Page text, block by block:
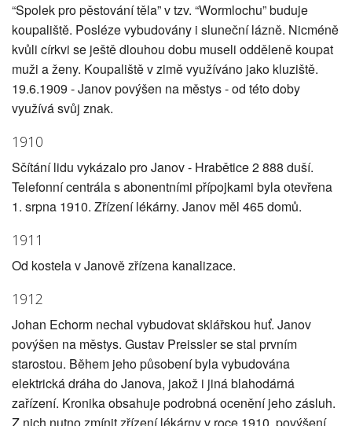
“Spolek pro pěstování těla” v tzv. “Wormlochu” buduje
koupaliště. Posléze vybudovány i sluneční lázně. Nicméně
kvůli církvi se ještě dlouhou dobu museli odděleně koupat
muži a ženy. Koupaliště v zimě využíváno jako kluziště.
19.6.1909 - Janov povýšen na městys - od této doby
využívá svůj znak.
1910
Sčítání lidu vykázalo pro Janov - Hrabětice 2 888 duší.
Telefonní centrála s abonentními přípojkami byla otevřena
1. srpna 1910. Zřízení lékárny. Janov měl 465 domů.
1911
Od kostela v Janově zřízena kanalizace.
1912
Johan Echorm nechal vybudovat sklářskou huť. Janov
povýšen na městys. Gustav Preissler se stal prvním
starostou. Během jeho působení byla vybudována
elektrická dráha do Janova, jakož i jiná blahodárná
zařízení. Kronika obsahuje podrobná ocenění jeho zásluh.